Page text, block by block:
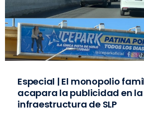
Especial | El monopolio
acapara la publicidad en la
infraestructura de SLP